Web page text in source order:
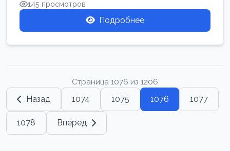
145 просмотров
Подробнее
Страница 1076 из 1206
Назад 1074 1075 1076 1077
1078 Вперед